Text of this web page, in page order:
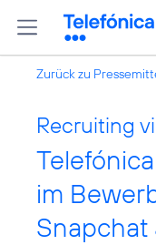
Zurück zu
Recruiting
im
Snapchat